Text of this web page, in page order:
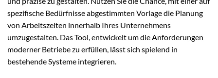
spezifische Bedürfnisse abgestimmten Vorlage die Planung
von Arbeitszeiten innerhalb Ihres Unternehmens
umzugestalten. Das Tool, entwickelt um die Anforderungen
moderner Betriebe zu erfüllen, lässt sich spielend in
bestehende Systeme integrieren.